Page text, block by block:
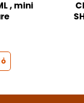
, mini